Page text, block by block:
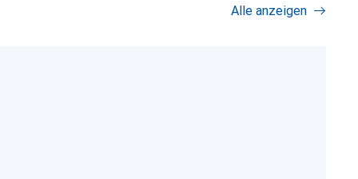
Alle anzeigen